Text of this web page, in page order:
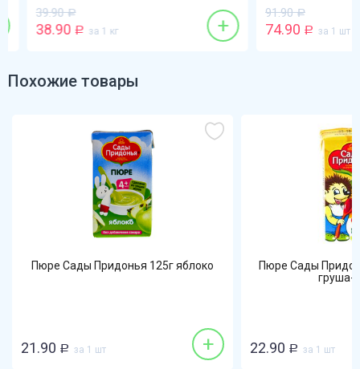
39.90 Р
38.90 Р за 1 кг +
91.90 Р
74.90 Р за 1 шт
Похожие товары
Пюре Сады Придонья 125г яблоко
21.90 Р за 1 шт +
Пюре Сады
груша-
22.90 Р за 1 шт